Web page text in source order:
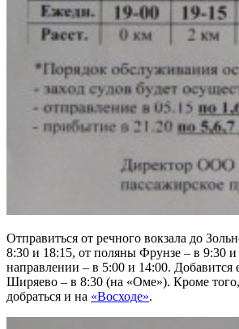
Отправиться от речного вокзала до
8:30 и 18:15, от поляны Фрунзе – в 9:30
направлении – в 5:00 и 14:00. Добавится
Ширяево – в 8:30 (на «Оме»). Кроме
добраться и на «Восходе».